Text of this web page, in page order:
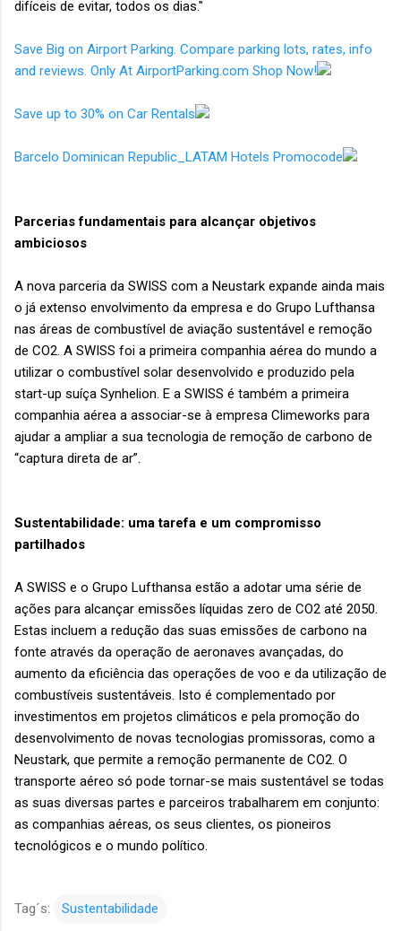
difíceis de evitar, todos os dias."
Save Big on Airport Parking. Compare parking lots, rates, info
and reviews. Only At AirportParking.com Shop Now!
Save up to 30% on Car Rentals
Barcelo Dominican Republic_LATAM Hotels Promocode
Parcerias fundamentais para alcançar objetivos
ambiciosos
A nova parceria da SWISS com a Neustark expande ainda mais
o já extenso envolvimento da empresa e do Grupo Lufthansa
nas áreas de combustível de aviação sustentável e remoção
de CO2. A SWISS foi a primeira companhia aérea do mundo a
utilizar o combustível solar desenvolvido e produzido pela
start-up suíça Synhelion. E a SWISS é também a primeira
companhia aérea a associar-se à empresa Climeworks para
ajudar a ampliar a sua tecnologia de remoção de carbono de
“captura direta de ar”.
Sustentabilidade: uma tarefa e um compromisso
partilhados
A SWISS e o Grupo Lufthansa estão a adotar uma série de
ações para alcançar emissões líquidas zero de CO2 até 2050.
Estas incluem a redução das suas emissões de carbono na
fonte através da operação de aeronaves avançadas, do
aumento da eficiência das operações de voo e da utilização de
combustíveis sustentáveis. Isto é complementado por
investimentos em projetos climáticos e pela promoção do
desenvolvimento de novas tecnologias promissoras, como a
Neustark, que permite a remoção permanente de CO2. O
transporte aéreo só pode tornar-se mais sustentável se todas
as suas diversas partes e parceiros trabalharem em conjunto:
as companhias aéreas, os seus clientes, os pioneiros
tecnológicos e o mundo político.
Tag´s: Sustentabilidade